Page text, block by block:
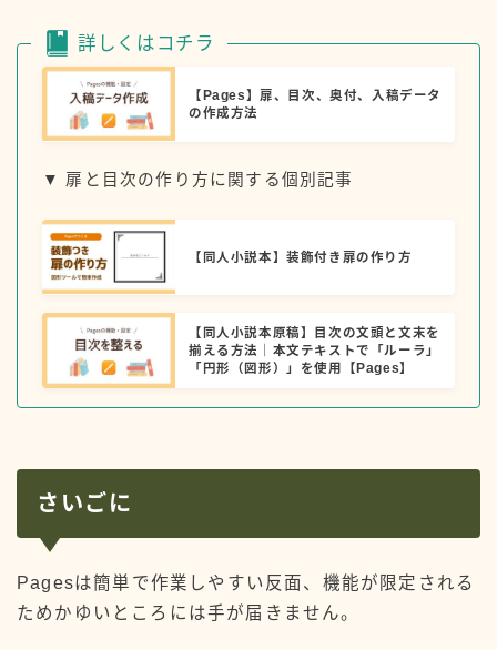
詳しくはコチラ
【Pages】扉、目次、奥付、入稿データ
の作成方法
▼ 扉と目次の作り方に関する個別記事
【同人小説本】装飾付き扉の作り方
【同人小説本原稿】目次の文頭と文末を
揃える方法｜本文テキストで「ルーラ」
「円形（図形）」を使用【Pages】
さいごに
Pagesは簡単で作業しやすい反面、機能が限定される
ためかゆいところには手が届きません。